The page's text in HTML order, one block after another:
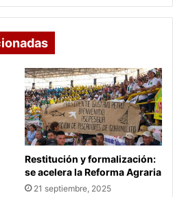
Restitución y formalización:
se acelera la Reforma Agraria
21 septiembre, 2025